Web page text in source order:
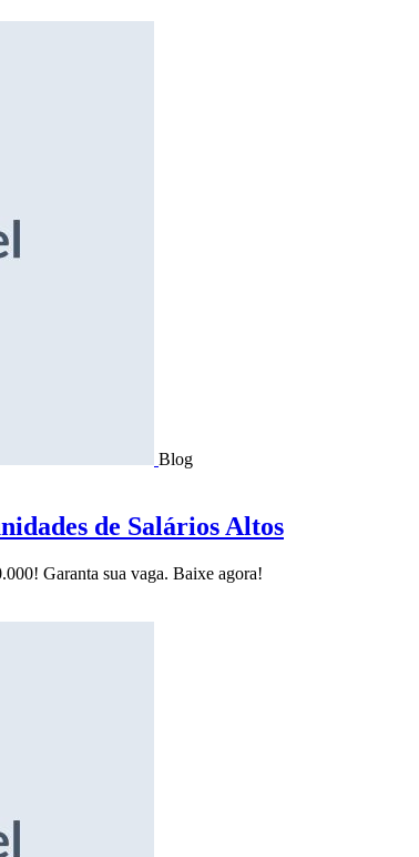
Blog
de Salários Altos
Garanta sua vaga. Baixe agora!